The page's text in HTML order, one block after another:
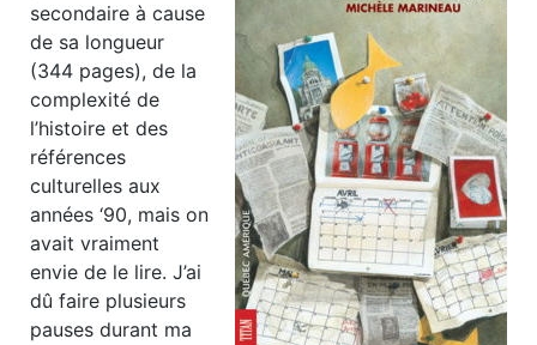
secondaire à cause
de sa longueur
(344 pages), de la
complexité de
l’histoire et des
références
culturelles aux
années ‘90, mais on
avait vraiment
envie de le lire. J’ai
dû faire plusieurs
pauses durant ma